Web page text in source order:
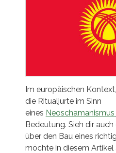
Im europäischen
die Ritualjurte im Sinn
eines Neoschamanismus
Bedeutung. Sieh dir
über den Bau eines
möchte in diesem Artikel